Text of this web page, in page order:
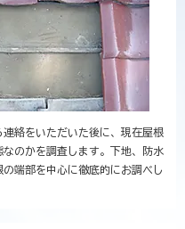
連絡をいただいた後に、現在屋根
なのかを調査します。下地、防水
の端部を中心に徹底的にお調べし